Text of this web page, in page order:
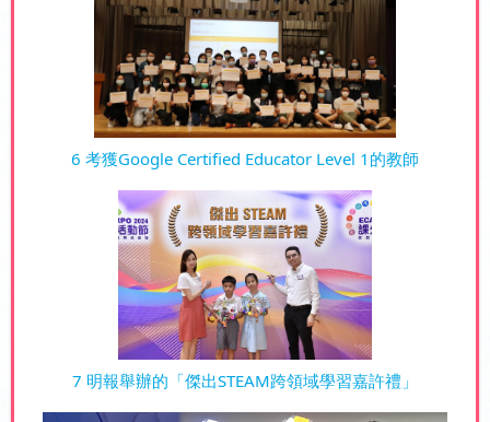
6 考獲Google Certified Educator Level 1的教師
7 明報舉辦的「傑出STEAM跨領域學習嘉許禮」